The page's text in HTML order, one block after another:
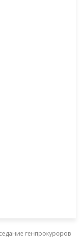
генпрокуроров